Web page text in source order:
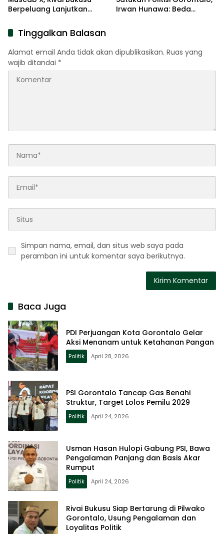
Berpeluang Lanjutkan
Irwan Hunawa: Beda
Tinggalkan Balasan
Alamat email Anda tidak akan dipublikasikan. Ruas yang
wajib ditandai *
Simpan nama, email, dan situs web saya pada
peramban ini untuk komentar saya berikutnya.
Baca Juga
PDI Perjuangan Kota Gorontalo Gelar
Aksi Menanam untuk Ketahanan Pangan
Politik April 28, 2026
PSI Gorontalo Tancap Gas Benahi
Struktur, Target Lolos Pemilu 2029
Politik April 24, 2026
Usman Hasan Hulopi Gabung PSI, Bawa
Pengalaman Panjang dan Basis Akar
Rumput
Politik April 24, 2026
Rivai Bukusu Siap Bertarung di Pilwako
Gorontalo, Usung Pengalaman dan
Loyalitas Politik